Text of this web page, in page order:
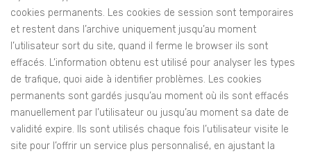
cookies permanents. Les cookies de session sont temporaires
et restent dans l’archive uniquement jusqu’au moment
l’utilisateur sort du site, quand il ferme le browser ils sont
effacés. L’information obtenu est utilisé pour analyser les types
de trafique, quoi aide à identifier problèmes. Les cookies
permanents sont gardés jusqu’au moment où ils sont effacés
manuellement par l’utilisateur ou jusqu’au moment sa date de
validité expire. Ils sont utilisés chaque fois l’utilisateur visite le
site pour l’offrir un service plus personnalisé, en ajustant la